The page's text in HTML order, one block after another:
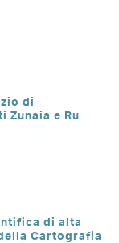
di
Zunaia e Ru
di alta
Cartografia